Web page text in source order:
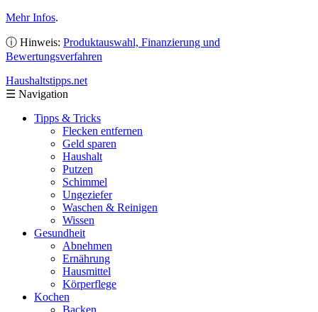
Mehr Infos.
ⓘ Hinweis: Produktauswahl, Finanzierung und
Bewertungsverfahren
Haushaltstipps.net
☰ Navigation
Tipps & Tricks
Flecken entfernen
Geld sparen
Haushalt
Putzen
Schimmel
Ungeziefer
Waschen & Reinigen
Wissen
Gesundheit
Abnehmen
Ernährung
Hausmittel
Körperflege
Kochen
Backen